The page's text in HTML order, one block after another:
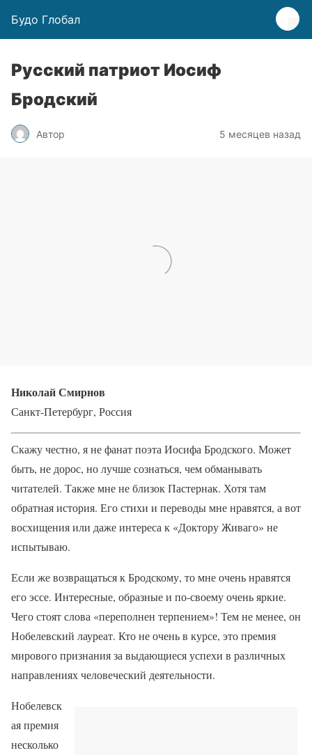
Будо Глобал
Русский патриот Иосиф
Бродский
Автор 5 месяцев назад
Николай Смирнов
Санкт-Петербург, Россия
Скажу честно, я не фанат поэта Иосифа Бродского. Может
быть, не дорос, но лучше сознаться, чем обманывать
читателей. Также мне не близок Пастернак. Хотя там
обратная история. Его стихи и переводы мне нравятся, а вот
восхищения или даже интереса к «Доктору Живаго» не
испытываю.
Если же возвращаться к Бродскому, то мне очень нравятся
его эссе. Интересные, образные и по-своему очень яркие.
Чего стоят слова «переполнен терпением»! Тем не менее, он
Нобелевский лауреат. Кто не очень в курсе, это премия
мирового признания за выдающиеся успехи в различных
направлениях человеческий деятельности.
Нобелевск
ая премия
несколько